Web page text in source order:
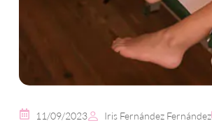
11/09/2023 Iris Fernández Fernández